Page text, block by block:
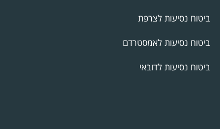
ביטוח נסיעות לצרפת
ביטוח נסיעות לאמסטרדם
ביטוח נסיעות לדובאי